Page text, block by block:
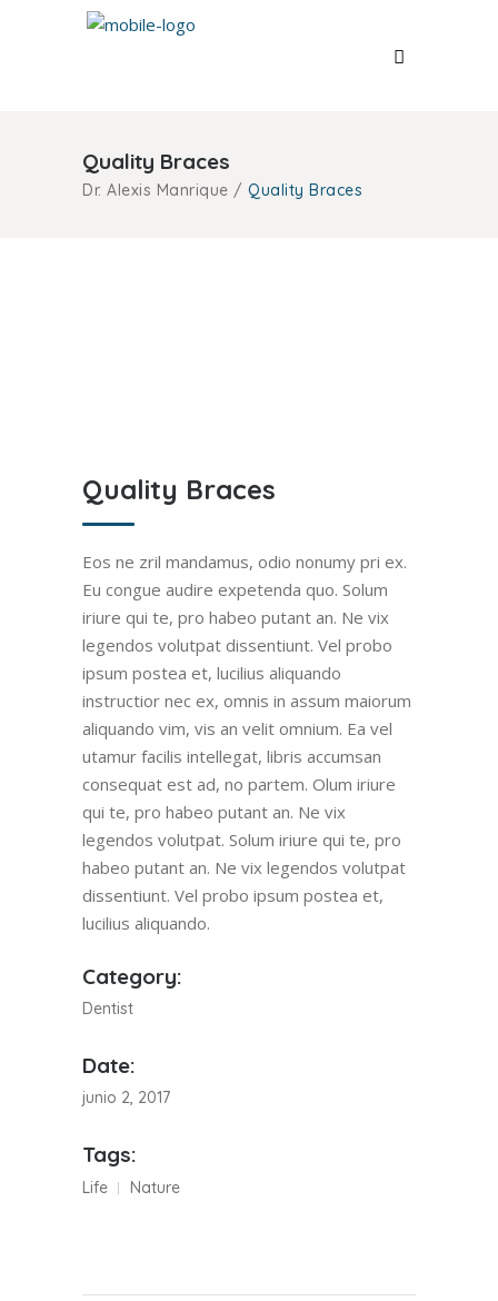
Quality Braces
Dr. Alexis Manrique / Quality Braces
Quality Braces
Eos ne zril mandamus, odio nonumy pri ex.
Eu congue audire expetenda quo. Solum
iriure qui te, pro habeo putant an. Ne vix
legendos volutpat dissentiunt. Vel probo
ipsum postea et, lucilius aliquando
instructior nec ex, omnis in assum maiorum
aliquando vim, vis an velit omnium. Ea vel
utamur facilis intellegat, libris accumsan
consequat est ad, no partem. Olum iriure
qui te, pro habeo putant an. Ne vix
legendos volutpat. Solum iriure qui te, pro
habeo putant an. Ne vix legendos volutpat
dissentiunt. Vel probo ipsum postea et,
lucilius aliquando.
Category:
Dentist
Date:
junio 2, 2017
Tags:
Life Nature